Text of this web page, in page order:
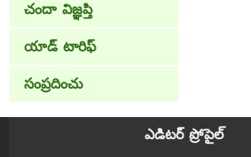
చందా విజ్ఞప్తి
యాడ్ టారిఫ్
సంప్రదించు
ఎడిటర్ ప్రోపైల్